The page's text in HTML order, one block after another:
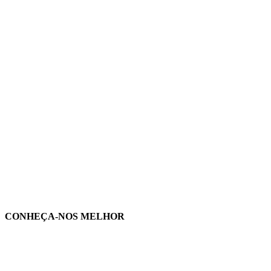
CONHEÇA-NOS MELHOR